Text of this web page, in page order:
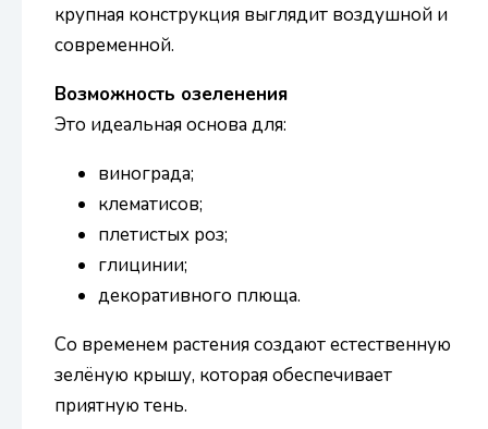
крупная конструкция выглядит воздушной и
современной.
Возможность озеленения
Это идеальная основа для:
винограда;
клематисов;
плетистых роз;
глицинии;
декоративного плюща.
Со временем растения создают естественную
зелёную крышу, которая обеспечивает
приятную тень.